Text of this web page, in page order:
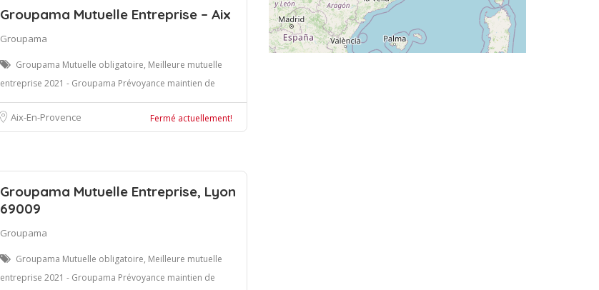
Groupama Mutuelle Entreprise – Aix
Groupama
Groupama Mutuelle obligatoire, Meilleure mutuelle
entreprise 2021 - Groupama Prévoyance maintien de
Aix-En-Provence Fermé actuellement!
Groupama Mutuelle Entreprise, Lyon
69009
Groupama
Groupama Mutuelle obligatoire, Meilleure mutuelle
entreprise 2021 - Groupama Prévoyance maintien de